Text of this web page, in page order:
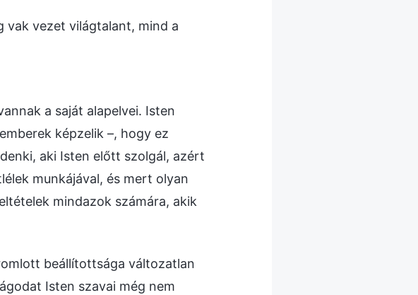
vak vezet világtalant, mind a
a saját alapelvei. Isten
képzelik –, hogy ez
aki Isten előtt szolgál, azért
munkájával, és mert olyan
mindazok számára, akik
beállítottsága változatlan
Isten szavai még nem